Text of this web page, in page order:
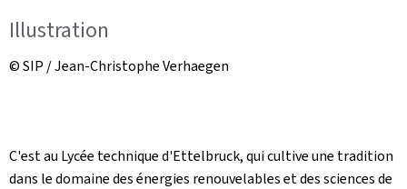
Illustration
© SIP / Jean-Christophe Verhaegen
C'est au Lycée technique d'Ettelbruck, qui cultive une tradition
dans le domaine des énergies renouvelables et des sciences de